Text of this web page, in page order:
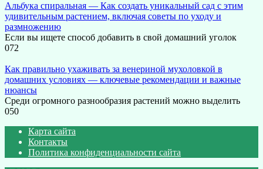
Альбука спиральная — Как создать уникальный сад с этим
удивительным растением, включая советы по уходу и
размножению
Если вы ищете способ добавить в свой домашний уголок
072
Как правильно ухаживать за венериной мухоловкой в
домашних условиях — ключевые рекомендации и важные
нюансы
Среди огромного разнообразия растений можно выделить
050
Карта сайта
Контакты
Политика конфиденциальности сайта